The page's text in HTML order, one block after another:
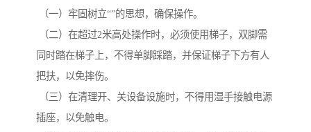
（一）牢固树立“”的思想，确保操作。
（二）在超过2米高处操作时，必须使用梯子，双脚需
同时踏在梯子上，不得单脚踩踏，并保证梯子下方有人
把扶，以免摔伤。
（三）在清理开、关设备设施时，不得用湿手接触电源
插座，以免触电。